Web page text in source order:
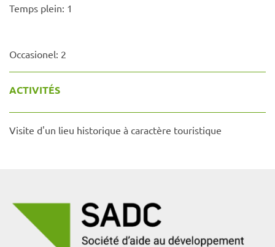
Temps plein: 1
Occasionel: 2
ACTIVITÉS
Visite d'un lieu historique à caractère touristique